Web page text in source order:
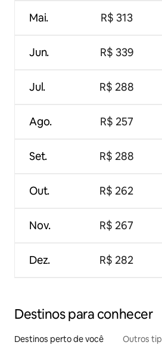
Mai.
Jun.
Jul.
Ago.
Set.
Out.
Nov.
Dez.
R$ 313
R$ 339
R$ 288
R$ 257
R$ 288
R$ 262
R$ 267
R$ 282
Destinos para conhecer
Destinos perto de você Outros